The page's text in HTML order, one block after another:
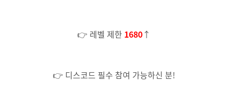
👉 레벨 제한 1680↑
👉 디스코드 필수 참여 가능하신 분!